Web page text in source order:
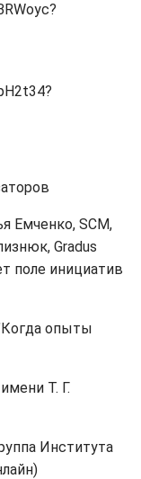
Емченко, SCM,
Gradus
поле инициатив
опыты
Т. Г.
Института